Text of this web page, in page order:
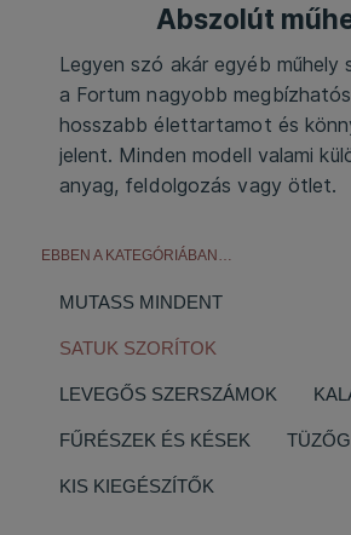
Abszolút
Legyen szó akár egyéb műhely
a Fortum nagyobb
hosszabb élettartamot és
jelent. Minden modell valami
anyag, feldolgozás vagy ötlet.
EBBEN A KATEGÓRIÁBAN…
MUTASS MINDENT
SATUK SZORÍTOK
LEVEGŐS SZERSZÁMOK
FŰRÉSZEK ÉS KÉSEK
KIS KIEGÉSZÍTŐK